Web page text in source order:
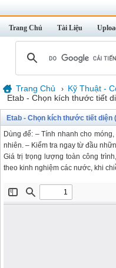
Trang Chủ Tài Liệu
Trang Chủ › Kỹ Thuật -
Etab - Chọn kích thước tiết
Etab - Chọn kích thước tiết diện
Dùng để: – Tính nhanh cho
nhiên. – Kiểm tra ngay từ đầu
Giá trị trọng lượng toàn công
theo kinh nghiệm các nước, khi